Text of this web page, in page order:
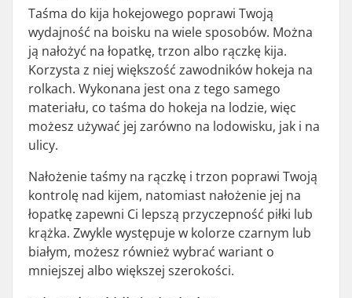
Taśma do kija hokejowego poprawi Twoją
wydajność na boisku na wiele sposobów. Można
ją nałożyć na łopatkę, trzon albo rączkę kija.
Korzysta z niej większość zawodników hokeja na
rolkach. Wykonana jest ona z tego samego
materiału, co taśma do hokeja na lodzie, więc
możesz używać jej zarówno na lodowisku, jak i na
ulicy.
Nałożenie taśmy na rączkę i trzon poprawi Twoją
kontrolę nad kijem, natomiast nałożenie jej na
łopatkę zapewni Ci lepszą przyczepność piłki lub
krążka. Zwykle występuje w kolorze czarnym lub
białym, możesz również wybrać wariant o
mniejszej albo większej szerokości.